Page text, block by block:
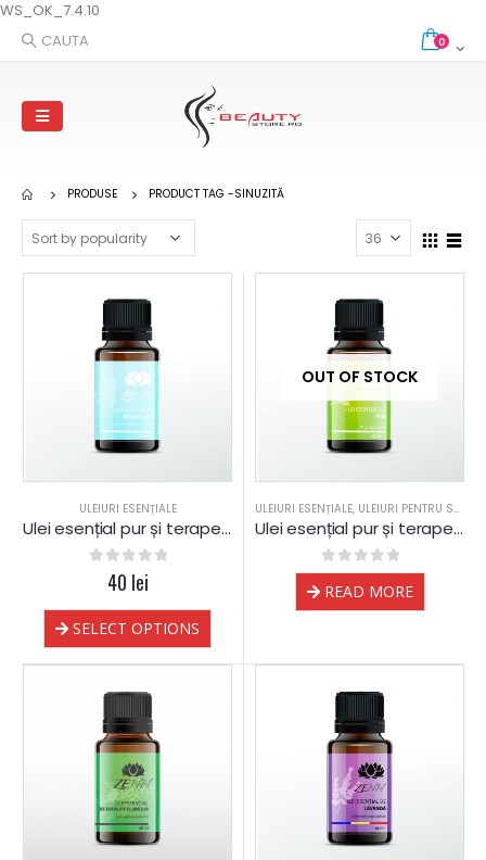
WS_OK_7.4.10
CAUTA
0
PRODUSE PRODUCT TAG -SINUZITĂ
ULEIURI ESENȚIALE
Ulei esențial pur și terapeutic de Ravintsara
out of 5
40 lei
SELECT OPTIONS
OUT OF STOCK
ULEIURI ESENȚIALE, ULEIURI PENTRU SAUNA
Ulei esențial pur și terapeutic de Pin (Pin Silvestru)
0out of 5
READ MORE